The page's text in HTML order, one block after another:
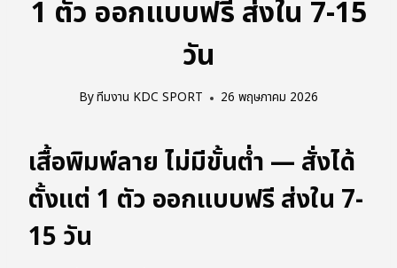
1 ตัว ออกแบบฟรี ส่งใน 7-15
วัน
Byทีมงาน KDC SPORT 26 พฤษภาคม 2026
เสื้อพิมพ์ลาย ไม่มีขั้นต่ำ — สั่งได้
ตั้งแต่ 1 ตัว ออกแบบฟรี ส่งใน 7-
15 วัน